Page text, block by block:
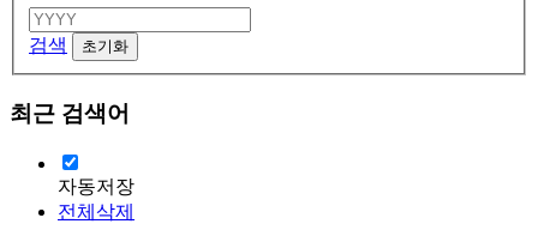
검색
최근 검색어
자동저장
전체삭제